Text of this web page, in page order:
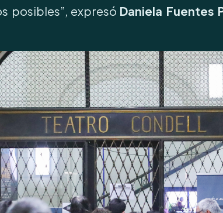
posibles”, expresó Daniela Fuentes